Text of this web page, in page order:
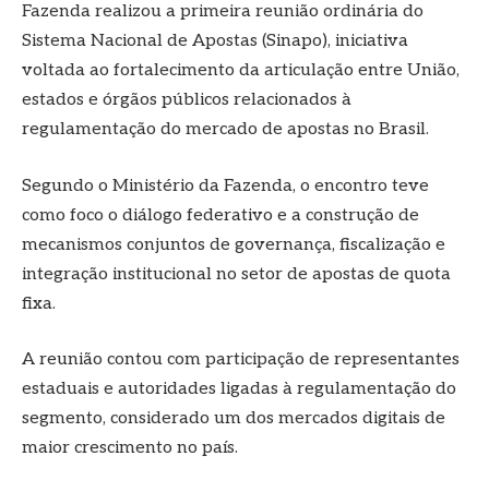
Fazenda realizou a primeira reunião ordinária do
Sistema Nacional de Apostas (Sinapo), iniciativa
voltada ao fortalecimento da articulação entre União,
estados e órgãos públicos relacionados à
regulamentação do mercado de apostas no Brasil.
Segundo o Ministério da Fazenda, o encontro teve
como foco o diálogo federativo e a construção de
mecanismos conjuntos de governança, fiscalização e
integração institucional no setor de apostas de quota
fixa.
A reunião contou com participação de representantes
estaduais e autoridades ligadas à regulamentação do
segmento, considerado um dos mercados digitais de
maior crescimento no país.